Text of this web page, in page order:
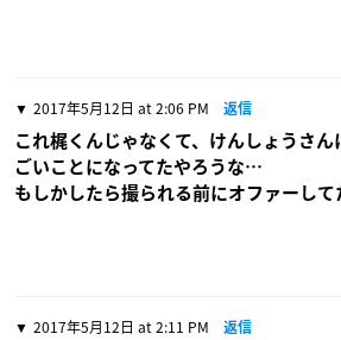
2017年5月12日 at 2:06 PM 返信
これ梶くんじゃなくて、けんしょうさ
ごいことになってたやろうな…
もしかしたら撮られる前にオファーして
2017年5月12日 at 2:11 PM 返信